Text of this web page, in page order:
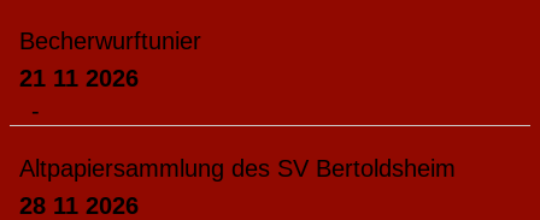
Becherwurftunier
21 11 2026
-
Altpapiersammlung des SV Bertoldsheim
28 11 2026